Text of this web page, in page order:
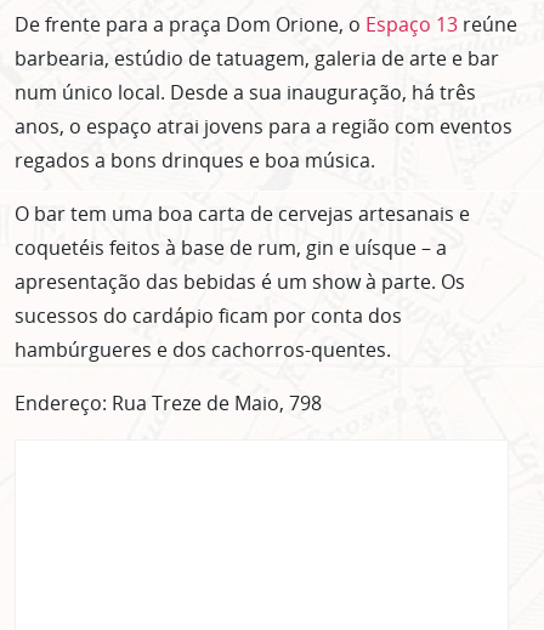
De frente para a praça Dom Orione, o Espaço 13 reúne
barbearia, estúdio de tatuagem, galeria de arte e bar
num único local. Desde a sua inauguração, há três
anos, o espaço atrai jovens para a região com eventos
regados a bons drinques e boa música.
O bar tem uma boa carta de cervejas artesanais e
coquetéis feitos à base de rum, gin e uísque – a
apresentação das bebidas é um show à parte. Os
sucessos do cardápio ficam por conta dos
hambúrgueres e dos cachorros-quentes.
Endereço: Rua Treze de Maio, 798